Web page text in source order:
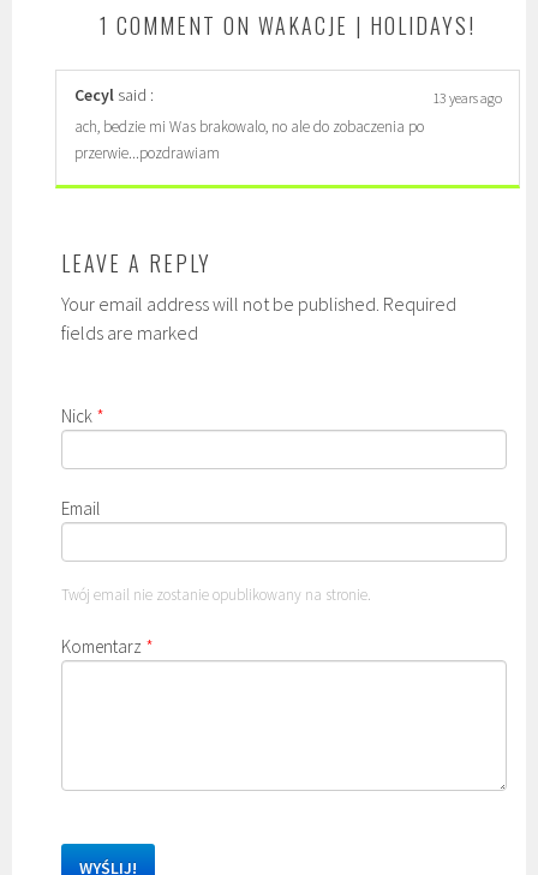
1 COMMENT ON WAKACJE | HOLIDAYS!
Cecyl said : 13 years ago
ach, bedzie mi Was brakowalo, no ale do zobaczenia po
przerwie...pozdrawiam
LEAVE A REPLY
Your email address will not be published. Required
fields are marked
Nick *
Email
Twój email nie zostanie opublikowany na stronie.
Komentarz *